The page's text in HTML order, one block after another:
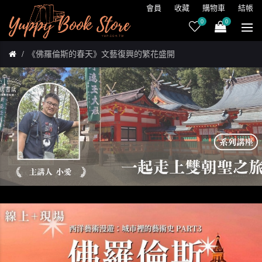
會員 收藏 購物車 結帳
0 0
《佛羅倫斯的春天》文藝復興的繁花盛開